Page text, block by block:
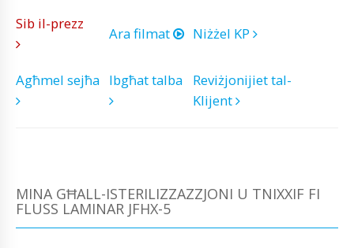
Sib il-prezz
Ara filmat Niżżel KP
Agħmel sejħa Ibgħat talba
Reviżjonijiet tal-
Klijent
MINA GĦALL-ISTERILIZZAZZJONI U TNIXXIF FI
FLUSS LAMINAR JFHX-5